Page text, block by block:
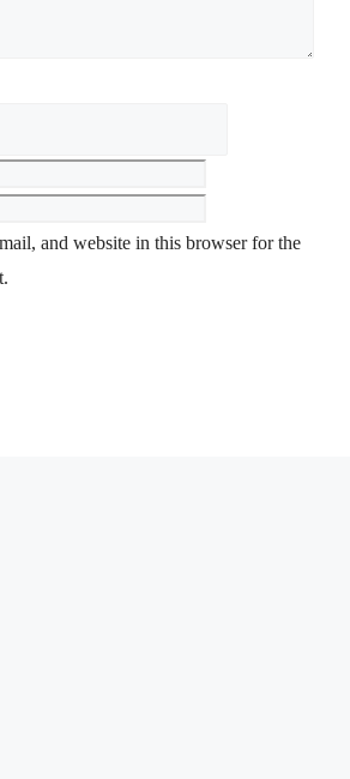
and website in this browser for the